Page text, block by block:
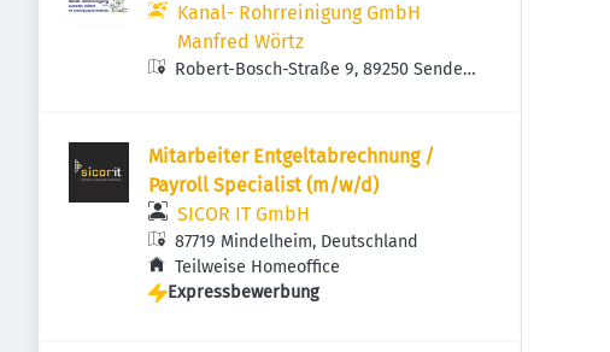
Kanal- Rohrreinigung GmbH
Manfred Wörtz
Robert-Bosch-Straße 9, 89250 Senden,
Mitarbeiter Entgeltabrechnung /
Payroll Specialist (m/w/d)
SICOR IT GmbH
87719 Mindelheim, Deutschland
Teilweise Homeoffice
Expressbewerbung